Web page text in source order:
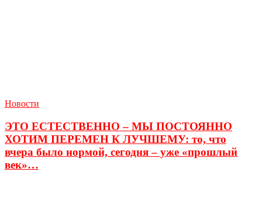
Новости
ЭТО ЕСТЕСТВЕННО – МЫ ПОСТОЯННО
ХОТИМ ПЕРЕМЕН К ЛУЧШЕМУ: то, что
вчера было нормой, сегодня – уже «прошлый
век»…